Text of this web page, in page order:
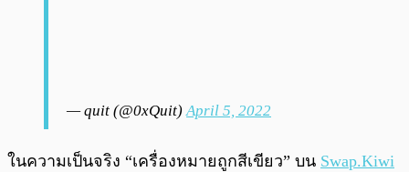
— quit (@0xQuit)April 5, 2022
ในความเป็นจริง “เครื่องหมายถูกสีเขียว” บน Swap.Kiwi